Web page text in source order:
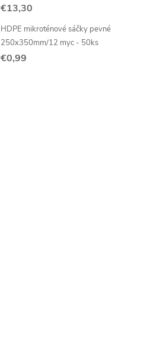
€13,30
HDPE mikroténové sáčky pevné
250x350mm/12 myc - 50ks
€0,99